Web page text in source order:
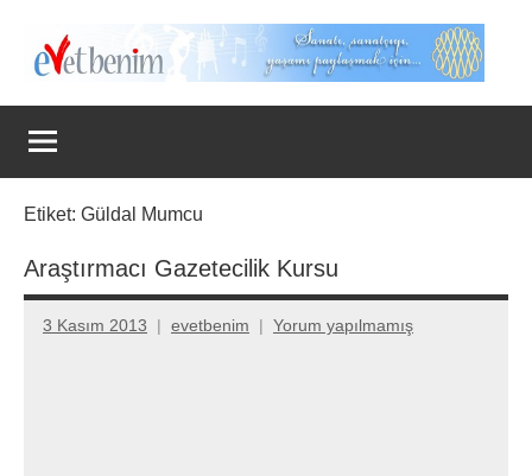
Evet
Benim
Etiket: Güldal Mumcu
Araştırmacı Gazetecilik Kursu
3 Kasım 2013 evetbenim Yorum yapılmamış